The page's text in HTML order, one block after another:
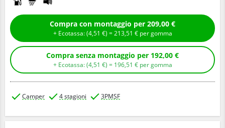
Compra con montaggio per 209,00 €
+ Ecotassa: (4,51 € ) =213,51 € per gomma
Compra senza montaggio per 192,00 €
+ Ecotassa: (4,51 € ) = 196,51 € per gomma
Camper 4 stagioni 3PMSF